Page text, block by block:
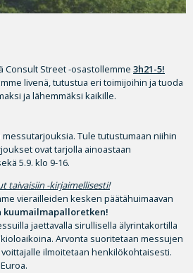
Consult Street -osastollemme 3h21-5!
livenä, tutustua eri toimijoihin ja tuoda
ja lähemmäksi kaikille.
Tule tutustumaan niihin
ovat tarjolla ainoastaan
5.9. klo 9-16.
taivaisiin -kirjaimellisesti!
vierailleiden kesken päätähuimaavan
kuumailmapalloretken!
jaettavalla sirullisella älyrintakortilla
Arvonta suoritetaan messujen
voittajalle ilmoitetaan henkilökohtaisesti.